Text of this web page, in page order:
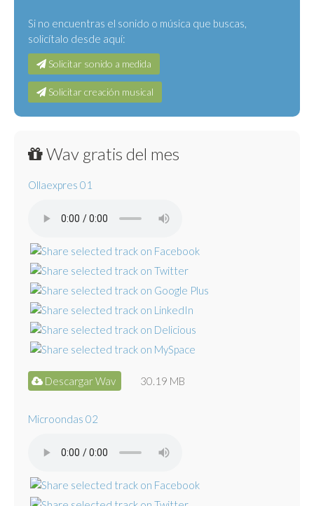
Si no encuentras el sonido o música que buscas,
solicítalo desde aquí:
Solicitar sonido a medida
Solicitar creación musical
Wav gratis del mes
Ollaexpres 01
Descargar Wav 30.19 MB
Microondas 02